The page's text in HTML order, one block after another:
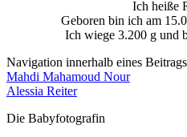
Ich heiße
Geboren bin ich am
Ich wiege 3.200 g und
Navigation innerhalb eines Beitrags
Mahdi Mahamoud Nour
Alessia Reiter
Die Babyfotografin